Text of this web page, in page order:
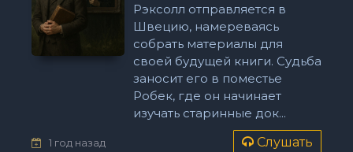
Рэксолл отправляется в
Швецию, намереваясь
собрать материалы для
своей будущей книги. Судьба
заносит его в поместье
Робек, где он начинает
изучать старинные док...
1 год назад Слушать